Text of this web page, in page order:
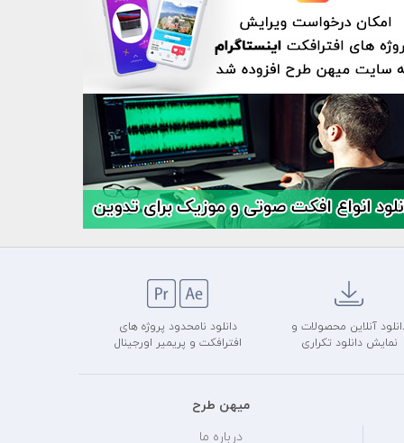
آنلاین محصولات و
نمایش دانلود تکراری
دانلود نامحدود پروژه های
افترافکت و پریمیر اورجینال
میهن طرح
درباره ما